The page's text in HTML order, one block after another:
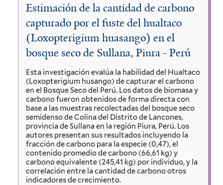
Estimación de la cantidad de carbono
capturado por el fuste del hualtaco
(Loxopterigium huasango) en el
bosque seco de Sullana, Piura - Perú
Esta investigación evalúa la habilidad del Hualtaco
(Loxopterigium husango) de capturar el carbono
en el Bosque Seco del Perú. Los datos de biomasa y
carbono fueron obtenidos de forma directa con
base a las muestras recolectadas del bosque seco
semidenso de Colina del Distrito de Lancones,
provincia de Sullana en la región Piura, Perú. Los
autores presentan sus resultados incluyendo la
fracción de carbono para la especie (0,47), el
contenido promedio de carbono (66,61 kg) y
carbono equivalente (245,41 kg) por individuo, y la
correlación entre la cantidad de carbono otros
indicadores de crecimiento.